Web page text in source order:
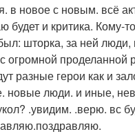
в новое с новым. всё
будет и критика. Кому-
шторка, за ней
огромной
разные герои как и
новые люди. и иные,
.увидим. .верю. вс